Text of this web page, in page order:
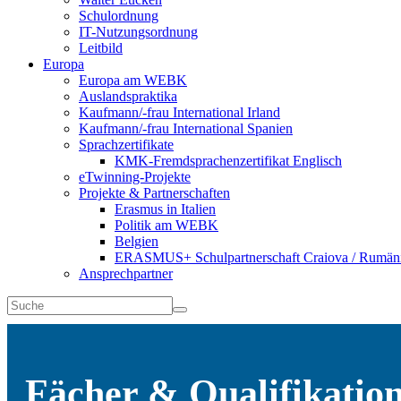
Schulordnung
IT-Nutzungsordnung
Leitbild
Europa
Europa am WEBK
Auslandspraktika
Kaufmann/-frau International Irland
Kaufmann/-frau International Spanien
Sprachzertifikate
KMK-Fremdsprachenzertifikat Englisch
eTwinning-Projekte
Projekte & Partnerschaften
Erasmus in Italien
Politik am WEBK
Belgien
ERASMUS+ Schulpartnerschaft Craiova /
Ansprechpartner